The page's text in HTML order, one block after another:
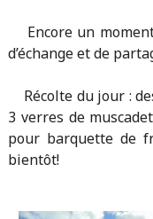
Encore un
d’échange et de
Récolte du jour :
3 verres de
pour barquette de
bientôt!